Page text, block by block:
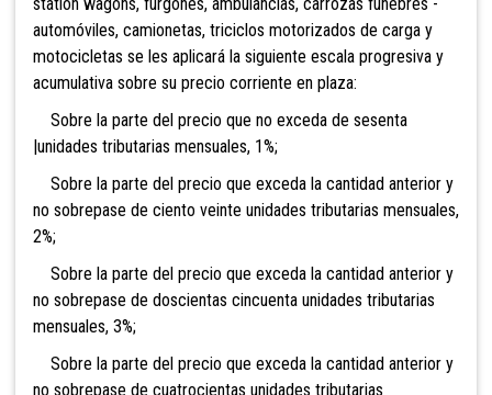
automóviles, camionetas, triciclos motorizados de carga y
motocicletas se les aplicará la siguiente escala progresiva y
acumulativa sobre su precio corriente en plaza:
Sobre la parte del precio que no exceda de sesenta
|unidades tributarias mensuales, 1%;
Sobre la parte del precio que exceda la cantidad anterior y
no sobrepase de ciento veinte unidades tributarias mensuales,
2%;
Sobre la parte del precio que exceda la cantidad anterior y
no sobrepase de doscientas cincuenta unidades tributarias
mensuales, 3%;
Sobre la parte del precio que exceda la cantidad anterior y
no sobrepase de cuatrocientas unidades tributarias